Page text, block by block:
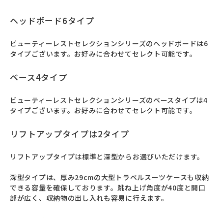
ヘッドボード6タイプ
ビューティーレストセレクションシリーズのヘッドボードは6
タイプございます。お好みに合わせてセレクト可能です。
ベース4タイプ
ビューティーレストセレクションシリーズのベースタイプは4
タイプございます。お好みに合わせてセレクト可能です。
リフトアップタイプは2タイプ
リフトアップタイプは標準と深型からお選びいただけます。
深型タイプは、厚み29cmの大型トラベルスーツケースも収納
できる容量を確保しております。跳ね上げ角度が40度と開口
部が広く、収納物の出し入れも容易に行えます。